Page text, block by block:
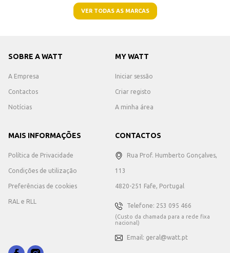
VER TODAS AS MARCAS
SOBRE A WATT
A Empresa
Contactos
Notícias
MY WATT
Iniciar sessão
Criar registo
A minha área
MAIS INFORMAÇÕES
Política de Privacidade
Condições de utilização
Preferências de cookies
RAL e RLL
CONTACTOS
Rua Prof. Humberto Gonçalves,
113
4820-251 Fafe, Portugal
Telefone: 253 095 466
(Custo da chamada para a rede fixa
nacional)
Email: geral@watt.pt